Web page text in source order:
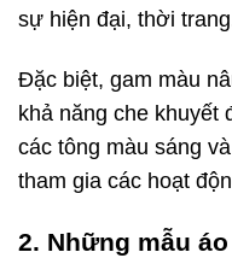
sự hiện đại, thời
Đặc biệt, gam màu
khả năng che khuyết
các tông màu sáng
tham gia các hoạt
2. Những mẫu